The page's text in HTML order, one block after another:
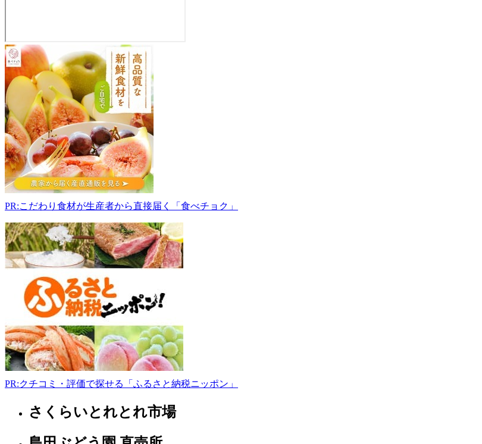
花
香
房
花
直
売
所
630-
2344
奈
良
県
山
辺
郡
山
添
村
大
1115-
85-
1187
9:30-
17:30
水
PR:こだわり食材が生産者から直接届く「食べチョク」
PR:クチコミ・評価で探せる「ふるさと納税ニッポン」
奈
県
さくらいとれとれ市場